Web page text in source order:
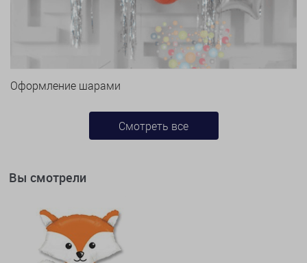
Оформление шарами
Смотреть все
Вы смотрели